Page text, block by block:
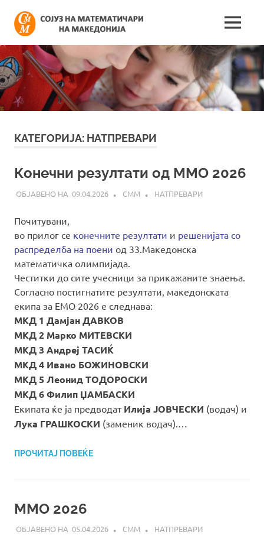
content
на
на
Македонија
информации
поврзани
со
работата
на
MENU
КАТЕГОРИЈА: НАТПРЕВАРИ
Конечни резултати од ММО 2026
09.04.2026 СММ НАТПРЕВАРИ
Почитувани,
во прилог се конечните резултати и решенијата со
распределба на поени од 33.Македонска
математичка олимпијада.
Честитки до сите учесници за прикажаните знаења.
Согласно постигнатите резултати, македонската
екипа за ЕМО 2026 е следнава:
МКД 1 Дамјан ДАВКОВ
МКД 2 Марко МИТЕВСКИ
МКД 3 Андреј ТАСИЌ
МКД 4 Ивано БОЖИНОВСКИ
МКД 5 Леонид ТОДОРОСКИ
МКД 6 Филип ЏАМБАСКИ
Екипата ќе ја предводат Илија ЈОВЧЕСКИ (водач) и
Лука ГРАШКОСКИ (заменик водач).…
ПРОЧИТАЈ ПОВЕЌЕ
MMO 2026
05.04.2026 СММ НАТПРЕВАРИ